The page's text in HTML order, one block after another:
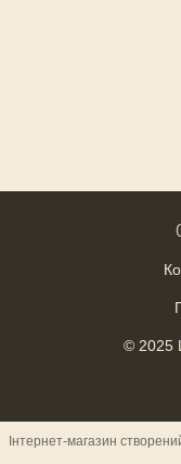
© 2025
Інтернет-магазин